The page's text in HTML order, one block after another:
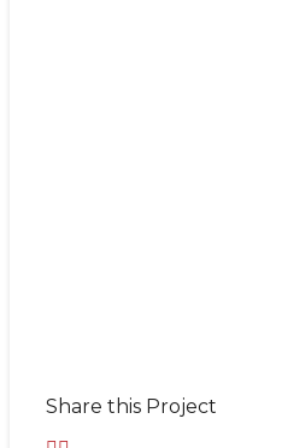
Share this Project